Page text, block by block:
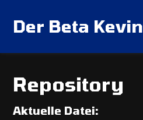
Der Beta Kevin
Repository
Aktuelle Datei: